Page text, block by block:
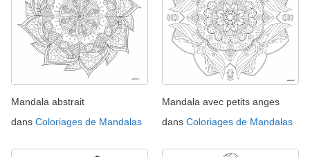
Mandala abstrait
dans Coloriages de Mandalas
Mandala avec petits anges
dans Coloriages de Mandalas